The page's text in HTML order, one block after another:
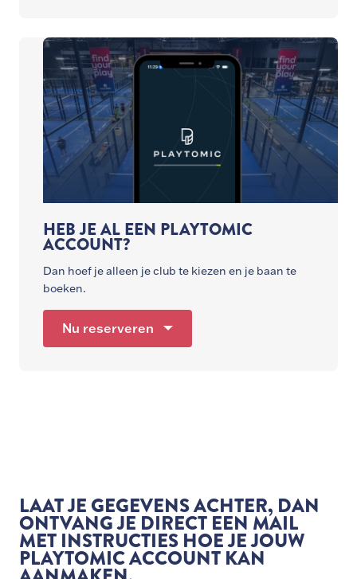
HEB JE AL EEN PLAYTOMIC
ACCOUNT?
Dan hoef je alleen je club te kiezen en je baan te
boeken.
Nu reserveren
LAAT JE GEGEVENS ACHTER, DAN
ONTVANG JE DIRECT EEN MAIL
MET INSTRUCTIES HOE JE JOUW
PLAYTOMIC ACCOUNT KAN